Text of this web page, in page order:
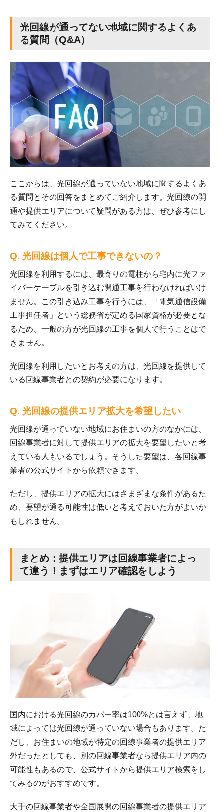
光回線が通ってない地域に関するよくあ
る質問（Q&A）
ここからは、光回線が通っていない地域に関するよくあ
る質問とその回答をまとめてご紹介します。光回線の開
通や提供エリアについて疑問がある方は、ぜひ参考にし
てみてください。
Q. 光回線は個人で工事できないの？
光回線を利用するには、最寄りの電柱から宅内に光ファ
イバーケーブルを引き込む開通工事を行わなければいけ
ません。この引き込み工事を行うには、「電気通信設備
工事担任者」という総務省が定める国家資格が必要とな
るため、一般の方が光回線の工事を個人で行うことはで
きません。
光回線を利用したいとお考えの方は、光回線を提供して
いる回線事業者との契約が必要になります。
Q. 光回線の提供エリア拡大を希望したい
光回線が通っていない地域にお住まいの方のなかには、
回線事業者に対して提供エリアの拡大を要望したいと考
えている人もいるでしょう。そうした要望は、各回線事
業者の公式サイトから依頼できます。
ただし、提供エリアの拡大にはさまざまな条件があるた
め、要望が通る可能性は低いと考えておいた方がよいか
もしれません。
まとめ：提供エリアは回線事業者によっ
て違う！まずはエリア確認をしよう
国内における光回線のカバー率は100%とは言えず、地
域によっては光回線が通っていない場合もあります。た
だし、お住まいの地域が特定の回線事業者の提供エリア
外だったとしても、別の回線事業者なら提供エリア内の
可能性もあるので、公式サイトから提供エリア検索をし
てみるのがおすすめです。
大手の回線事業者や全国展開の回線事業者の提供エリア